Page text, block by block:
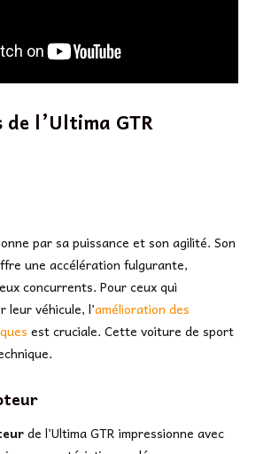
l’Ultima GTR
par sa puissance et son agilité. Son
une accélération fulgurante,
concurrents. Pour ceux qui
leur véhicule, l’amélioration des
est cruciale. Cette voiture de sport
de l’Ultima GTR impressionne avec